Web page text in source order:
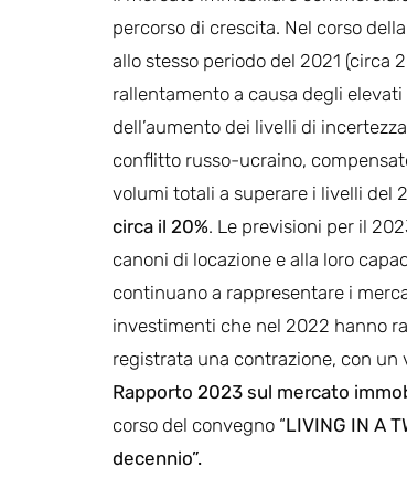
percorso di crescita. Nel corso
allo stesso periodo del 2021 (circa
rallentamento a causa degli
dell’aumento dei livelli di
conflitto russo-ucraino,
volumi totali a superare i livelli del
circa il 20%. Le previsioni per il
canoni di locazione e alla loro
continuano a rappresentare i
investimenti che nel 2022 hanno
registrata una contrazione, con un
Rapporto 2023 sul mercato
corso del convegno “LIVING IN A
decennio”.